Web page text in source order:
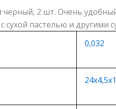
2 шт. Очень
сухой пастелью и другими
0,032
24х4,5х1